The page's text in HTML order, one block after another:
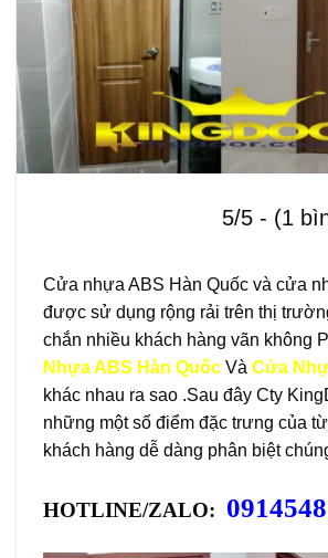
5/5 - (1
Cửa nhựa ABS Hàn Quốc và cửa
được sử dụng rộng rải trên thị
chắn nhiều khách hàng vãn không
Nhựa ABS Hàn Quốc Và Cửa
khác nhau ra sao .Sau đây Cty
những một số điểm đặc trưng của
khách hàng dễ dàng phân biệt
HOTLINE/ZALO: